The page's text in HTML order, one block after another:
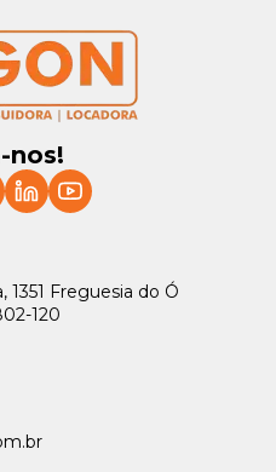
nos!
Freguesia do Ó
120